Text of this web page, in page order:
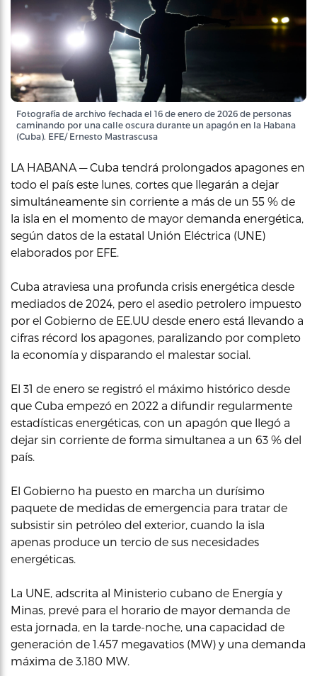
Fotografía de archivo fechada el 16 de enero de 2026 de personas
caminando por una calle oscura durante un apagón en la Habana
(Cuba). EFE/ Ernesto Mastrascusa
LA HABANA — Cuba tendrá prolongados apagones en
todo el país este lunes, cortes que llegarán a dejar
simultáneamente sin corriente a más de un 55 % de
la isla en el momento de mayor demanda energética,
según datos de la estatal Unión Eléctrica (UNE)
elaborados por EFE.
Cuba atraviesa una profunda crisis energética desde
mediados de 2024, pero el asedio petrolero impuesto
por el Gobierno de EE.UU desde enero está llevando a
cifras récord los apagones, paralizando por completo
la economía y disparando el malestar social.
El 31 de enero se registró el máximo histórico desde
que Cuba empezó en 2022 a difundir regularmente
estadísticas energéticas, con un apagón que llegó a
dejar sin corriente de forma simultanea a un 63 % del
país.
El Gobierno ha puesto en marcha un durísimo
paquete de medidas de emergencia para tratar de
subsistir sin petróleo del exterior, cuando la isla
apenas produce un tercio de sus necesidades
energéticas.
La UNE, adscrita al Ministerio cubano de Energía y
Minas, prevé para el horario de mayor demanda de
esta jornada, en la tarde-noche, una capacidad de
generación de 1.457 megavatios (MW) y una demanda
máxima de 3.180 MW.